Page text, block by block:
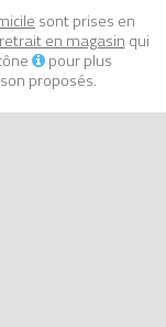
sont prises en
retrait en magasin qui
pour plus
proposés.